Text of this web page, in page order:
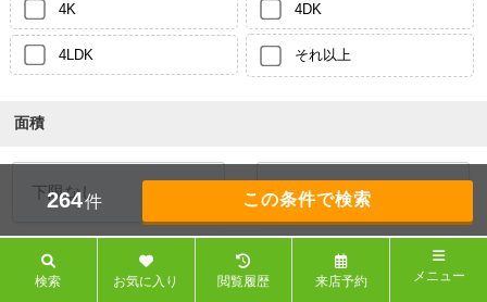
4K 4DK
4LDK それ以上
面積
～
駅徒歩
264件
検索 お気に入り 閲覧履歴 来店予約 メニュー